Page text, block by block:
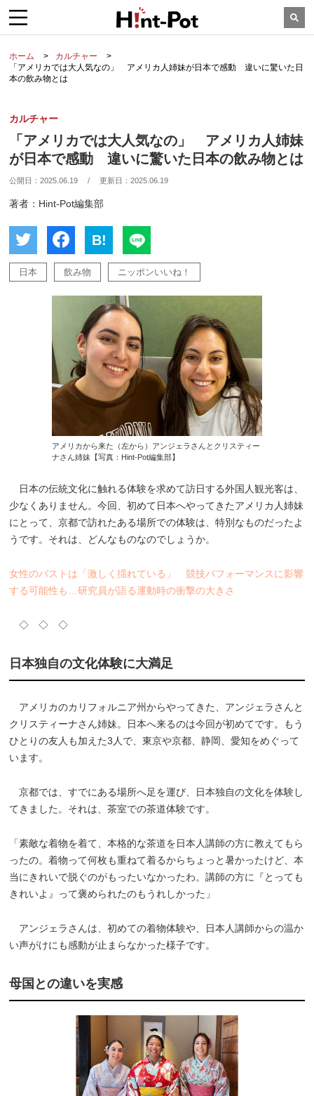
ホーム
カルチャー
「アメリカでは大人気なの」 アメリカ人姉妹が日本で感動 違いに驚いた日
本の飲み物とは
カルチャー
「アメリカでは大人気なの」 アメリカ人姉妹
が日本で感動 違いに驚いた日本の飲み物とは
公開日：2025.06.19 / 更新日：2025.06.19
著者：Hint-Pot編集部
B!
日本 飲み物 ニッポンいいね！
アメリカから来た（左から）アンジェラさんとクリスティー
ナさん姉妹【写真：Hint-Pot編集部】
日本の伝統文化に触れる体験を求めて訪日する外国人観光客は、
少なくありません。今回、初めて日本へやってきたアメリカ人姉妹
にとって、京都で訪れたある場所での体験は、特別なものだったよ
うです。それは、どんなものなのでしょうか。
女性のバストは「激しく揺れている」 競技パフォーマンスに影響
する可能性も…研究員が語る運動時の衝撃の大きさ
◇ ◇ ◇
日本独自の文化体験に大満足
アメリカのカリフォルニア州からやってきた、アンジェラさんと
クリスティーナさん姉妹。日本へ来るのは今回が初めてです。もう
ひとりの友人も加えた3人で、東京や京都、静岡、愛知をめぐって
います。
京都では、すでにある場所へ足を運び、日本独自の文化を体験し
てきました。それは、茶室での茶道体験です。
「素敵な着物を着て、本格的な茶道を日本人講師の方に教えてもら
ったの。着物って何枚も重ねて着るからちょっと暑かったけど、本
当にきれいで脱ぐのがもったいなかったわ。講師の方に『とっても
きれいよ』って褒められたのもうれしかった」
アンジェラさんは、初めての着物体験や、日本人講師からの温か
い声がけにも感動が止まらなかった様子です。
母国との違いを実感